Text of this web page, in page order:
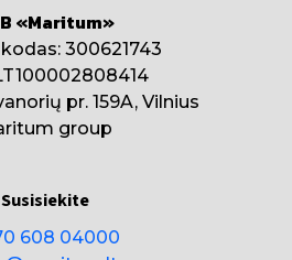
«Maritum»
300621743
pr. 159A, Vilnius
group
Susisiekite
608 04000